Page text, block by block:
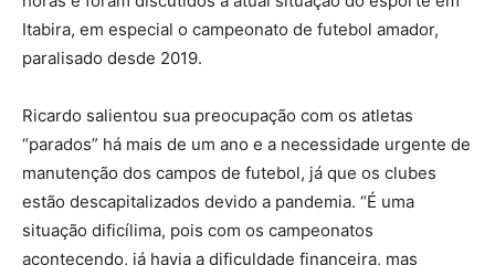
Itabira, em especial o campeonato de futebol amador,
paralisado desde 2019.
Ricardo salientou sua preocupação com os atletas
“parados” há mais de um ano e a necessidade urgente de
manutenção dos campos de futebol, já que os clubes
estão descapitalizados devido a pandemia. “É uma
situação dificílima, pois com os campeonatos
acontecendo, já havia a dificuldade financeira, mas